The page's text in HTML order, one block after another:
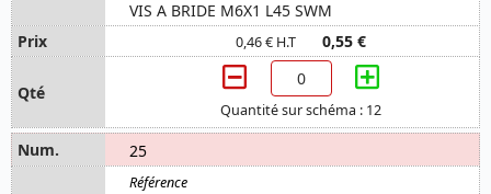
VIS A BRIDE M6X1 L45 SWM
0,46 € H.T 0,55 €
Quantité sur schéma : 12
25